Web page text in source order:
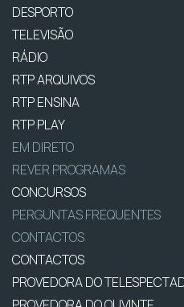
DESPORTO
TELEVISÃO
RÁDIO
RTP ARQUIVOS
RTP ENSINA
RTP PLAY
EM DIRETO
REVER PROGRAMAS
CONCURSOS
PERGUNTAS FREQUENTES
CONTACTOS
CONTACTOS
PROVEDORA DO